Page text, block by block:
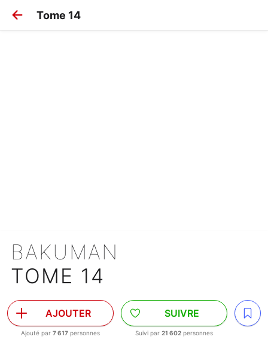
Tome 14
BAKUMAN
TOME 14
AJOUTER
Ajouté par 7 617 personnes
SUIVRE
Suivi par 21 602 personnes